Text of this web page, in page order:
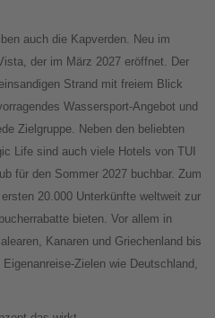
auch die Kapverden. Neu im
der im März 2027 eröffnet. Der
Strand mit freiem Blick
Wassersport-Angebot und
Zielgruppe. Neben den beliebten
Life sind auch viele Hotels von TUI
für den Sommer 2027 buchbar. Zum
20.000 Unterkünfte weltweit zur
bieten. Vor allem in
Kanaren und Griechenland bis
Zielen wie Deutschland,